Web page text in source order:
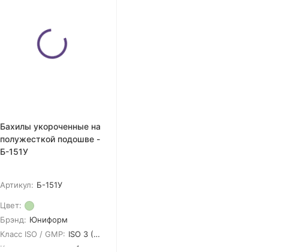
Бахилы укороченные на
полужесткой подошве -
Б-151У
Артикул: Б-151У
Цвет:
Брэнд: Юниформ
Класс ISO / GMP: ISO 3 (GMP A)
Кол-во в упаковке:
1